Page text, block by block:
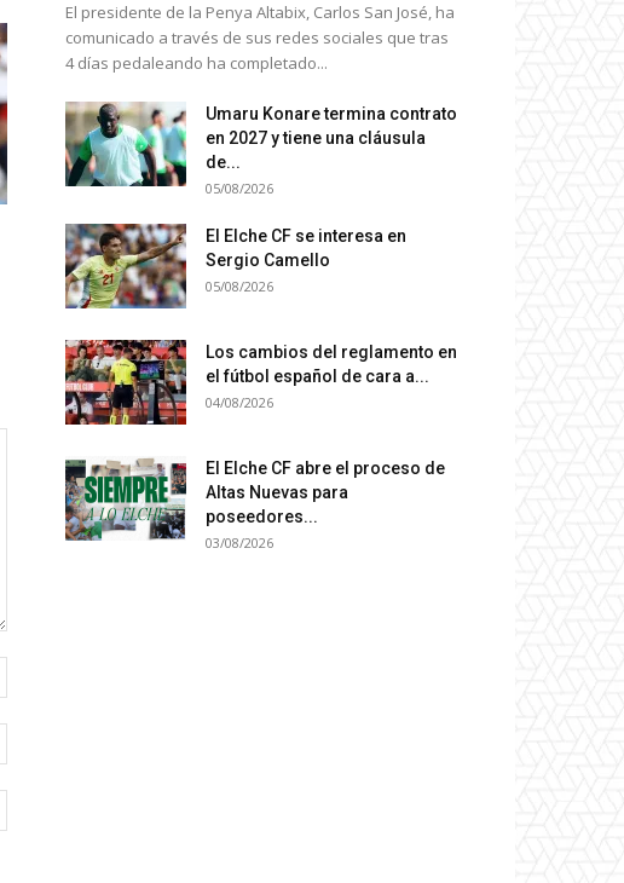
El presidente de la Penya Altabix, Carlos San José, ha
comunicado a través de sus redes sociales que tras
4 días pedaleando ha completado...
Umaru Konare termina contrato
en 2027 y tiene una cláusula
de...
05/08/2026
El Elche CF se interesa en
Sergio Camello
05/08/2026
Los cambios del reglamento en
el fútbol español de cara a...
04/08/2026
El Elche CF abre el proceso de
Altas Nuevas para
poseedores...
03/08/2026